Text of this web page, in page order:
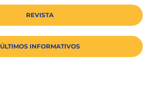
REVISTA
ÚLTIMOS INFORMATIVOS